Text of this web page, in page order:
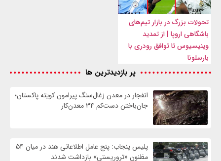
تحولات بزرگ در بازار تیم‌های
باشگاهی اروپا | از تمدید
وینیسیوس تا توافق رودری با
بارسلونا
پر بازدیدترین ها
انفجار در معدن زغال‌سنگ پیرامون کویته پاکستان؛
جان‌باختن دست‌کم ۳۴ معدن‌کار
پلیس پنجاب: پنج عامل اطلاعاتی هند در میان ۵۴
مظنون «تروریستی» بازداشت شدند